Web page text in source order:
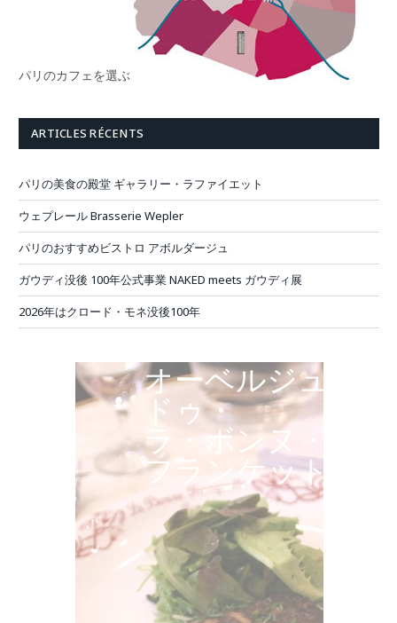
パリのカフェを選ぶ
ARTICLES RÉCENTS
パリの美食の殿堂 ギャラリー・ラファイエット
ウェプレール Brasserie Wepler
パリのおすすめビストロ アボルダージュ
ガウディ没後 100年公式事業 NAKED meets ガウディ展
2026年はクロード・モネ没後100年
オーベルジュ・
ドゥ・
ラ・ボンヌ・
フランケット